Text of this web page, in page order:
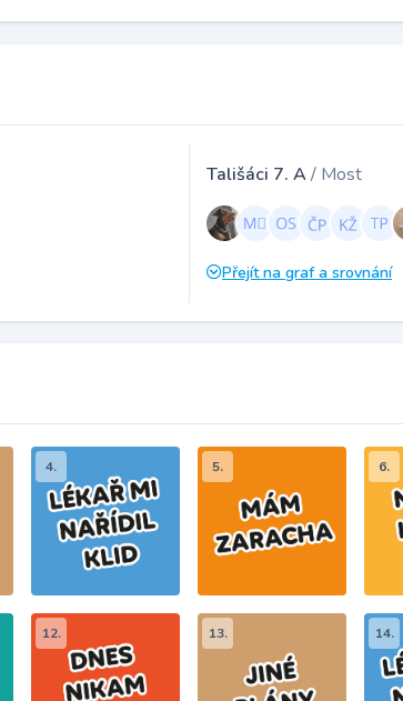
Tališáci 7. A/ Most
Přejít na graf a srovnání
4. 5. 6.
12. 13. 14.